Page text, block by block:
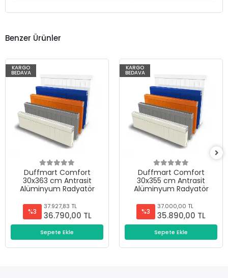
Benzer Ürünler
KARGO
BEDAVA
Duffmart Comfort
30x363 cm Antrasit
Alüminyum Radyatör
%3
37.927,83 TL
36.790,00 TL
Sepete Ekle
KARGO
BEDAVA
Duffmart Comfort
30x355 cm Antrasit
Alüminyum Radyatör
%3
37.000,00 TL
35.890,00 TL
Sepete Ekle